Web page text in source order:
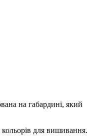
на габардині, який
кольорів для вишивання.